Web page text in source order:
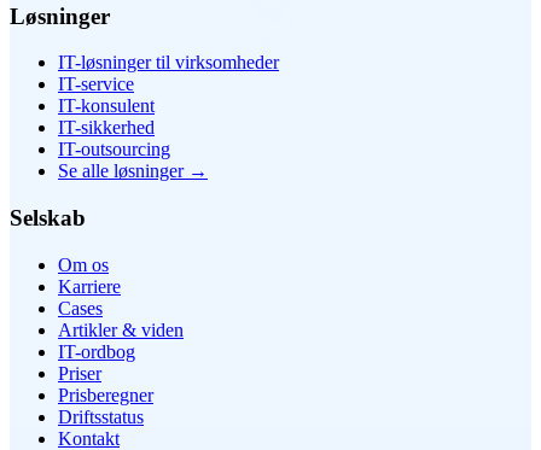
Løsninger
IT-løsninger til virksomheder
IT-service
IT-konsulent
IT-sikkerhed
IT-outsourcing
Se alle løsninger→
Selskab
Om os
Karriere
Cases
Artikler & viden
IT-ordbog
Priser
Prisberegner
Driftsstatus
Kontakt